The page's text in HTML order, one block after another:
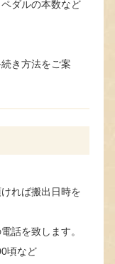
ダルの本数など
き方法をご案
れば搬出日時を
話を致します。
頃など